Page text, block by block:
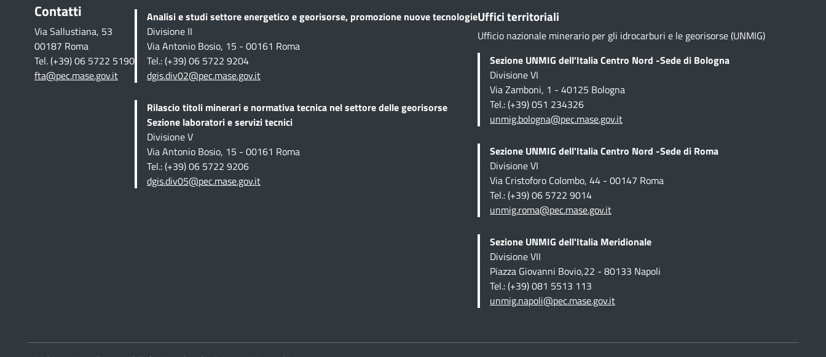
Contatti
Via Sallustiana, 53
00187 Roma
Tel. (+39) 06 5722 5190
fta@pec.mase.gov.it
Analisi e studi settore energetico e georisorse, promozione nuove tecnologie
Divisione II
Via Antonio Bosio, 15 - 00161 Roma
Tel.: (+39) 06 5722 9204
dgis.div02@pec.mase.gov.it
Rilascio titoli minerari e normativa tecnica nel settore delle georisorse
Sezione laboratori e servizi tecnici
Divisione V
Via Antonio Bosio, 15 - 00161 Roma
Tel.: (+39) 06 5722 9206
dgis.div05@pec.mase.gov.it
Uffici territoriali
Ufficio nazionale minerario per gli idrocarburi e le georisorse (UNMIG)
Sezione UNMIG dell’Italia Centro Nord -Sede di Bologna
Divisione VI
Via Zamboni, 1 - 40125 Bologna
Tel.: (+39) 051 234326
unmig.bologna@pec.mase.gov.it
Sezione UNMIG dell'Italia Centro Nord -Sede di Roma
Divisione VI
Via Cristoforo Colombo, 44 - 00147 Roma
Tel.: (+39) 06 5722 9014
unmig.roma@pec.mase.gov.it
Sezione UNMIG dell'Italia Meridionale
Divisione VII
Piazza Giovanni Bovio,22 - 80133 Napoli
Tel.: (+39) 081 5513 113
unmig.napoli@pec.mase.gov.it